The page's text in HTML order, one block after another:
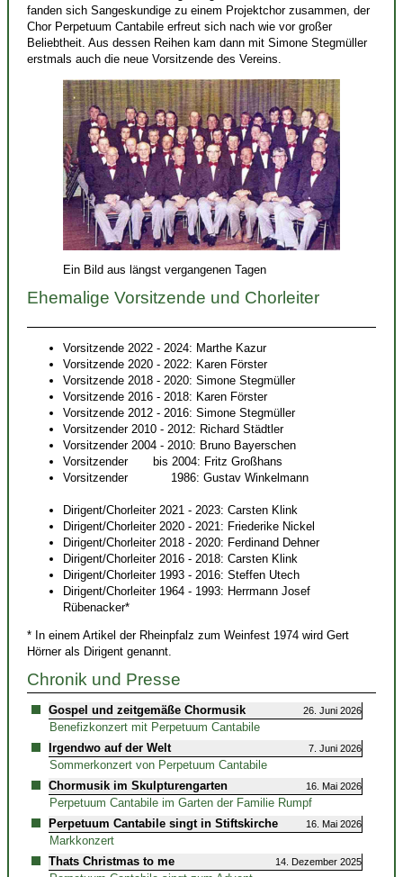
fanden sich Sangeskundige zu einem Projektchor zusammen, der
Chor Perpetuum Cantabile erfreut sich nach wie vor großer
Beliebtheit. Aus dessen Reihen kam dann mit Simone Stegmüller
erstmals auch die neue Vorsitzende des Vereins.
Ein Bild aus längst vergangenen Tagen
Ehemalige Vorsitzende und Chorleiter
Vorsitzende 2022 - 2024: Marthe Kazur
Vorsitzende 2020 - 2022: Karen Förster
Vorsitzende 2018 - 2020: Simone Stegmüller
Vorsitzende 2016 - 2018: Karen Förster
Vorsitzende 2012 - 2016: Simone Stegmüller
Vorsitzender 2010 - 2012: Richard Städtler
Vorsitzender 2004 - 2010: Bruno Bayerschen
Vorsitzender bis 2004: Fritz Großhans
Vorsitzender 1986: Gustav Winkelmann
Dirigent/Chorleiter 2021 - 2023: Carsten Klink
Dirigent/Chorleiter 2020 - 2021: Friederike Nickel
Dirigent/Chorleiter 2018 - 2020: Ferdinand Dehner
Dirigent/Chorleiter 2016 - 2018: Carsten Klink
Dirigent/Chorleiter 1993 - 2016: Steffen Utech
Dirigent/Chorleiter 1964 - 1993: Herrmann Josef
Rübenacker*
* In einem Artikel der Rheinpfalz zum Weinfest 1974 wird Gert
Hörner als Dirigent genannt.
Chronik und Presse
Gospel und zeitgemäße Chormusik 26. Juni 2026
Benefizkonzert mit Perpetuum Cantabile
Irgendwo auf der Welt
7. Juni 2026
Sommerkonzert von Perpetuum Cantabile
Chormusik im Skulpturengarten
16. Mai 2026
Perpetuum Cantabile im Garten der Familie Rumpf
Perpetuum Cantabile singt in Stiftskirche
16. Mai 2026
Markkonzert
Thats Christmas to me
14. Dezember 2025